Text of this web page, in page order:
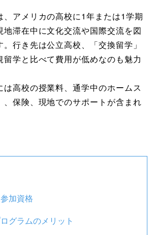
、アメリカの高校に1年または1学期
地滞在中に文化交流や国際交流を図
行き先は公立高校、「交換留学」
留学と比べて費用が低めなのも魅力
は高校の授業料、通学中のホームス
、保険、現地でのサポートが含まれ
加資格
グラムのメリット